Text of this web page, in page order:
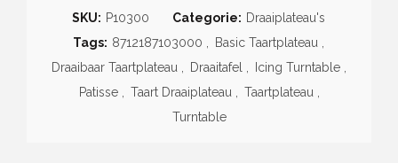
SKU: P10300 Categorie: Draaiplateau's
Tags: 8712187103000 Basic Taartplateau
Draaibaar Taartplateau
Draaitafel Icing Turntable
Patisse
Taart Draaiplateau Taartplateau
Turntable